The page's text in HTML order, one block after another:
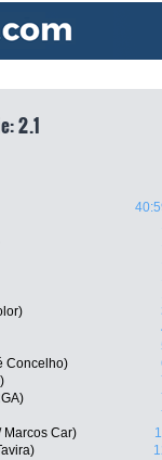
2.1
Concelho)
Marcos Car)